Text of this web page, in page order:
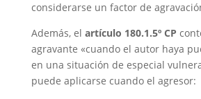
considerarse un factor de
Además, el artículo 180.1.5º CP
agravante «cuando el autor haya
en una situación de especial
puede aplicarse cuando el agresor: